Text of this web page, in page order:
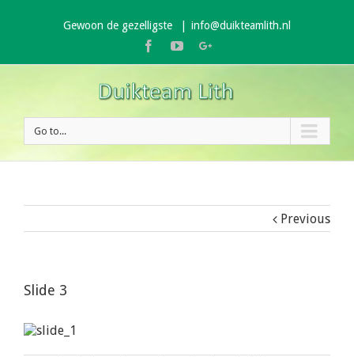
Gewoon de gezelligste
info@duikteamlith.nl
Facebook
YoutubeGoogle+
Go to...
Previous
Slide 3